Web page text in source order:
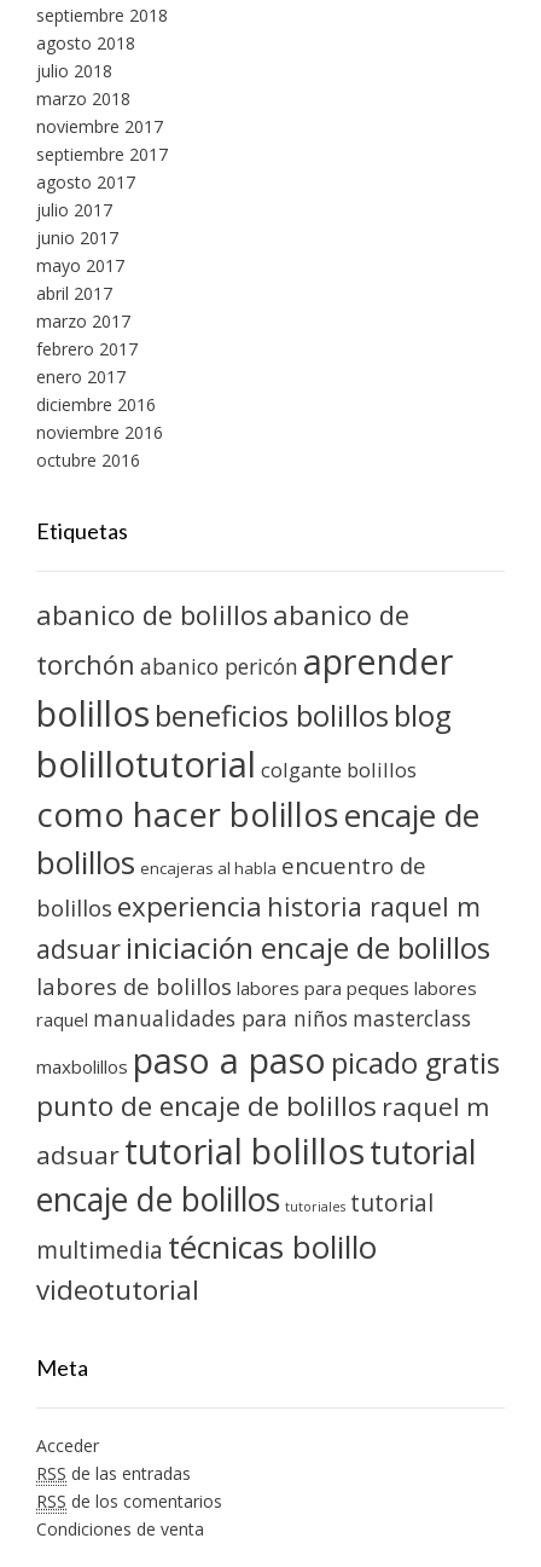
septiembre 2018
agosto 2018
julio 2018
marzo 2018
noviembre 2017
septiembre 2017
agosto 2017
julio 2017
junio 2017
mayo 2017
abril 2017
marzo 2017
febrero 2017
enero 2017
diciembre 2016
noviembre 2016
octubre 2016
Etiquetas
abanico de bolillos abanico de
torchón abanico pericón aprender
bolillos beneficios bolillos blog
bolillotutorial colgante bolillos
como hacer bolillosencaje de
bolillos encajeras al habla encuentro de
bolillos experiencia historia raquel m
adsuar iniciación encaje de bolillos
labores de bolillos labores para peques labores
raquel manualidades para niños masterclass
maxbolillos paso a paso picado gratis
punto de encaje de bolillos raquel m
adsuartutorial bolillostutorial
encaje de bolillos tutoriales tutorial
multimedia técnicas bolillo
videotutorial
Meta
Acceder
RSS de las entradas
RSS de los comentarios
Condiciones de venta